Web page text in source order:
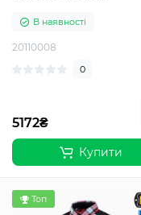
В наявності
20110008
0
5172₴
Купити
Топ